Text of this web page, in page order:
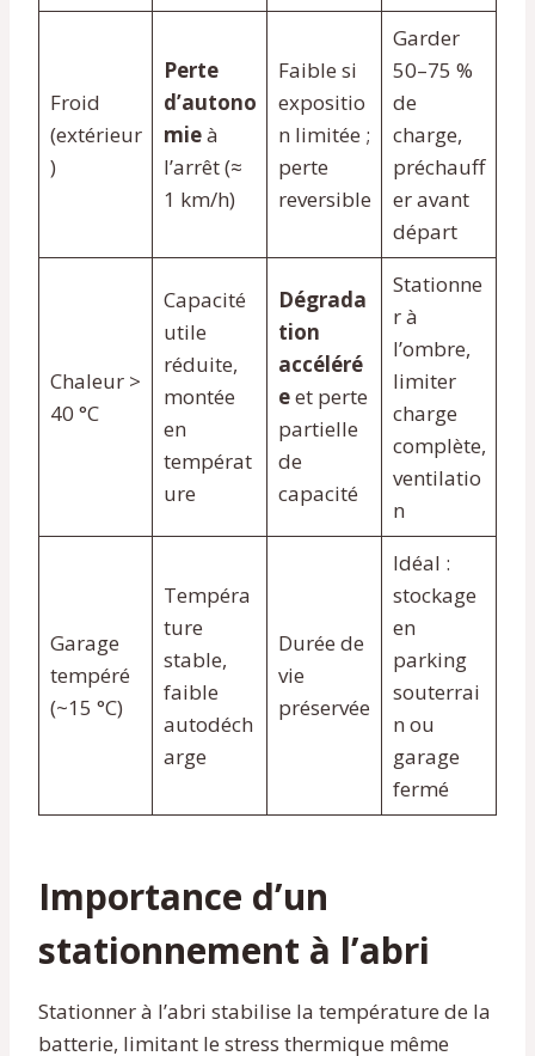
Froid
(extérieur
)
Perte
d’autono
mieà
l’arrêt (≈
1 km/h)
Faible si
expositio
n limitée ;
perte
reversible
Garder
50–75 %
de
charge,
préchauff
er avant
départ
Chaleur >
40 °C
Capacité
utile
réduite,
montée
en
températ
ure
Dégrada
tion
accéléré
eet perte
partielle
de
capacité
Stationne
r à
l’ombre,
limiter
charge
complète,
ventilatio
n
Garage
tempéré
(~15 °C)
Tempéra
ture
stable,
faible
autodéch
arge
Durée de
vie
préservée
Idéal :
stockage
en
parking
souterrai
n ou
garage
fermé
Importance d’un
stationnement à l’abri
Stationner à l’abri stabilise la température de la
batterie, limitant le stress thermique même